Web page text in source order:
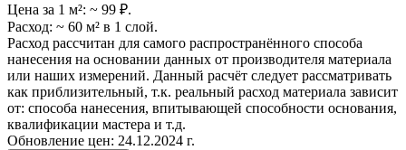
Цена за 1 м²: ~ 99 ₽.
Расход: ~ 60 м² в 1 слой.
Расход рассчитан для самого распространённого способа
нанесения на основании данных от производителя материала
или наших измерений. Данный расчёт следует рассматривать
как приблизительный, т.к. реальный расход материала зависит
от: способа нанесения, впитывающей способности основания,
квалификации мастера и т.д.
Обновление цен: 24.12.2024 г.